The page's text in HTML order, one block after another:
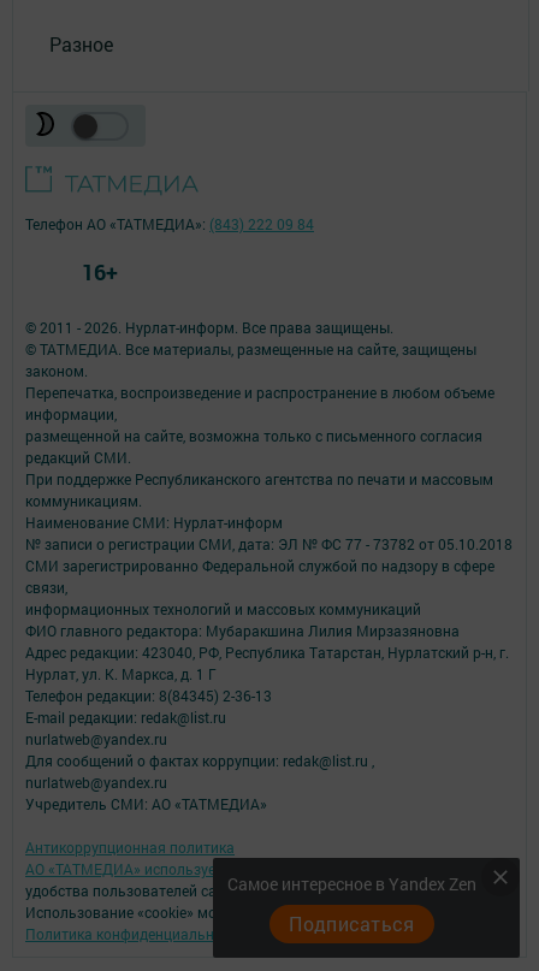
Разное
Самое интересное в Yandex Zen
Подписаться
© 2011 - 2026. Нурлат-⁠информ. Все права защищены.
© ТАТМЕДИА. Все материалы, размещенные на сайте, защищены
законом.
Перепечатка, воспроизведение и распространение в любом объеме
информации,
размещенной на сайте, возможна только с письменного согласия
редакций СМИ.
При поддержке Республиканского агентства по печати и массовым
коммуникациям.
Наименование СМИ: Нурлат-⁠информ
№ записи о регистрации СМИ, дата: ЭЛ № ФС 77 -⁠ 73782 от 05.10.2018
СМИ зарегистрированно Федеральной службой по надзору в сфере
связи,
информационных технологий и массовых коммуникаций
ФИО главного редактора: Мубаракшина Лилия Мирзазяновна
Адрес редакции: 423040, РФ, Республика Татарстан, Нурлатский р-н, г.
Нурлат, ул. К. Маркса, д. 1 Г
Телефон редакции: 8(84345) 2-36-13
E-mail редакции: redak@list.ru
nurlatweb@yandex.ru
Для сообщений о фактах коррупции: redak@list.ru ,
nurlatweb@yandex.ru
Учредитель СМИ: АО «ТАТМЕДИА»
Антикоррупционная политика
АО «ТАТМЕДИА» использует «cookie»
для персонализации сервисов и
удобства пользователей сайтом.
Использование «cookie» можно отменить в настройках браузера.
Политика конфиденциальности
Телефон АО «ТАТМЕДИА»: (843) 222 09 84
16+